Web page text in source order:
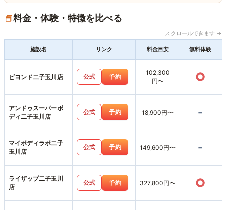
料金・体験・特徴を比べる
スクロールできます →
施設名 リンク 料金目安 無料体験
ビヨンド二子玉川店 公式 予約
102,300
円〜
○
アンドゥスーパーボ
ディ二子玉川店
公式 予約 18,900円〜 -
マイボディラボ二子
玉川店
公式 予約 149,600円〜 -
ライザップ二子玉川
店
公式 予約 327,800円〜 ○